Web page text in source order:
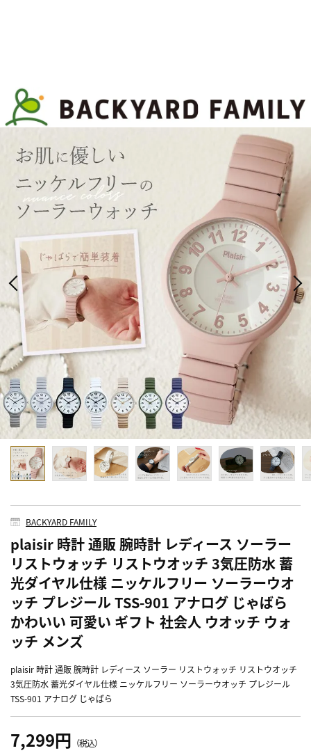
BACKYARD FAMILY
plaisir 時計 通販 腕時計 レディース ソーラー
リストウォッチ リストウオッチ 3気圧防水 蓄
光ダイヤル仕様 ニッケルフリー ソーラーウオ
ッチ プレジール TSS-901 アナログ じゃばら
かわいい 可愛い ギフト 社会人 ウオッチ ウォ
ッチ メンズ
plaisir 時計 通販 腕時計 レディース ソーラー リストウォッチ リストウオッチ
3気圧防水 蓄光ダイヤル仕様 ニッケルフリー ソーラーウオッチ プレジール
TSS-901 アナログ じゃばら
7,299円 （税込）